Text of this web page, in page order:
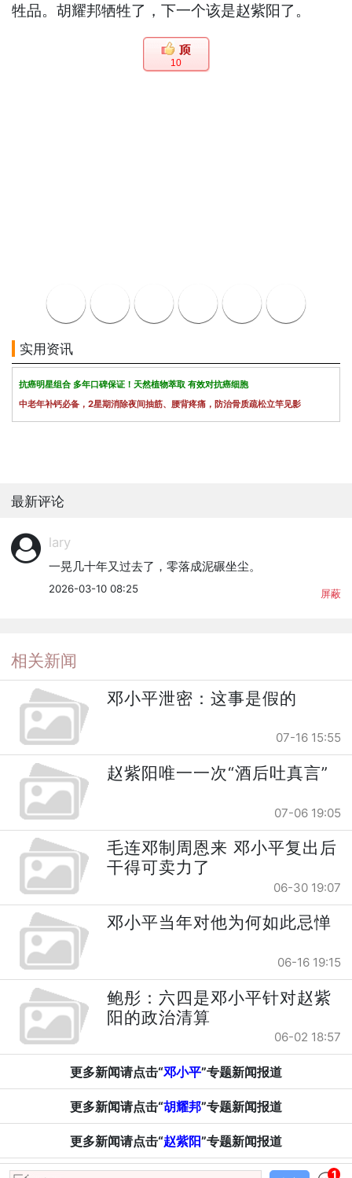
牲品。胡耀邦牺牲了，下一个该是赵紫阳了。
10
实用资讯
抗癌明星组合 多年口碑保证！天然植物萃取 有效对抗癌细胞
中老年补钙必备，2星期消除夜间抽筋、腰背疼痛，防治骨质疏松立竿见影
最新评论
lary
一晃几十年又过去了，零落成泥碾坐尘。
2026-03-10 08:25 屏蔽
相关新闻
邓小平泄密：这事是假的
07-16 15:55
赵紫阳唯一一次“酒后吐真言”
07-06 19:05
毛连邓制周恩来 邓小平复出后
干得可卖力了
06-30 19:07
邓小平当年对他为何如此忌惮
06-16 19:15
鲍彤：六四是邓小平针对赵紫
阳的政治清算
06-02 18:57
更多新闻请点击“邓小平”专题新闻报道
更多新闻请点击“胡耀邦”专题新闻报道
更多新闻请点击“赵紫阳”专题新闻报道
1